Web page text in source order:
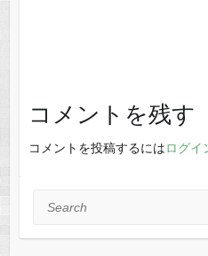
コメントを残す
コメントを投稿するにはログイ
Search